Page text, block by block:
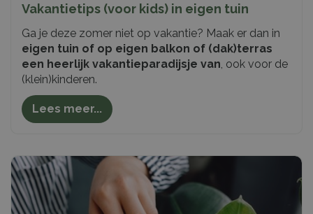
Vakantietips (voor kids) in eigen tuin
Ga je deze zomer niet op vakantie? Maak er dan in
eigen tuin of op eigen balkon of (dak)terras
een heerlijk vakantieparadijsje van, ook voor de
(klein)kinderen.
Lees meer...